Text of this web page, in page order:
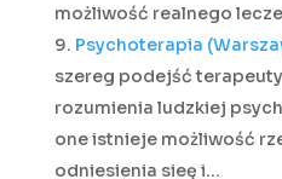
możliwość realnego
Psychoterapia
szereg podejść
rozumienia ludzkiej
one istnieje możliwość
odniesienia sieę i…